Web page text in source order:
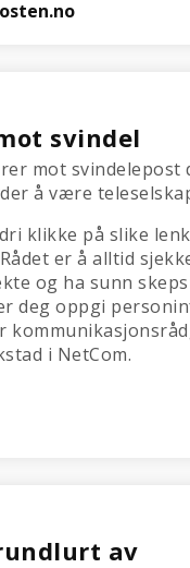
svindel
mot svindelepost
å være
klikke på slike
er å alltid
og ha sunn
deg oppgi
i NetCom.
av